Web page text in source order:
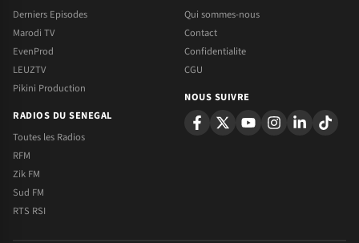
Derniers Episodes
Marodi TV
EvenProd
LEUZTV
Pikini Production
RADIOS DU SENEGAL
Toutes les Radios
RFM
Zik FM
Sud FM
RTS RSI
Qui sommes-nous
Contact
Confidentialite
CGU
NOUS SUIVRE